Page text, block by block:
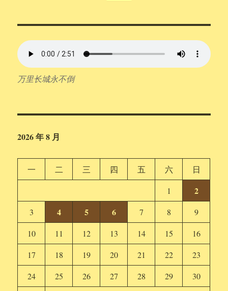
万里长城永不倒
2026 年 8 月
一 二 三 四 五 六
日
1
2
3 4 5 6 7 8
9
10
11 12 13 14 15
16
17
18 19 20 21 22
23
24
25 26 27 28 29
30